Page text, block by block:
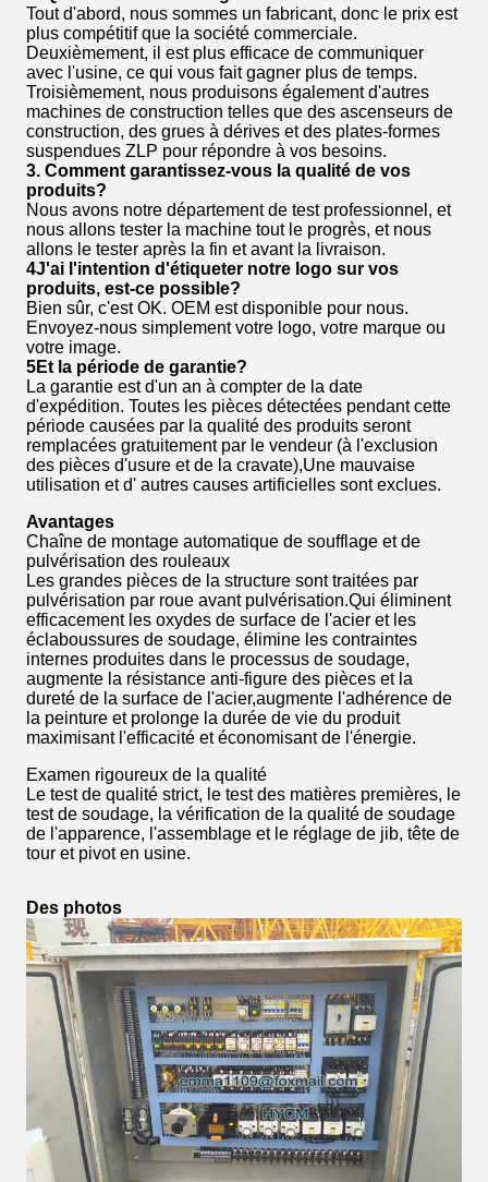
Tout d'abord, nous sommes un fabricant, donc le prix est
plus compétitif que la société commerciale.
Deuxièmement, il est plus efficace de communiquer
avec l'usine, ce qui vous fait gagner plus de temps.
Troisièmement, nous produisons également d'autres
machines de construction telles que des ascenseurs de
construction, des grues à dérives et des plates-formes
suspendues ZLP pour répondre à vos besoins.
3. Comment garantissez-vous la qualité de vos
produits?
Nous avons notre département de test professionnel, et
nous allons tester la machine tout le progrès, et nous
allons le tester après la fin et avant la livraison.
4J'ai l'intention d'étiqueter notre logo sur vos
produits, est-ce possible?
Bien sûr, c'est OK. OEM est disponible pour nous.
Envoyez-nous simplement votre logo, votre marque ou
votre image.
5Et la période de garantie?
La garantie est d'un an à compter de la date
d'expédition. Toutes les pièces détectées pendant cette
période causées par la qualité des produits seront
remplacées gratuitement par le vendeur (à l'exclusion
des pièces d'usure et de la cravate),Une mauvaise
utilisation et d' autres causes artificielles sont exclues.
Avantages
Chaîne de montage automatique de soufflage et de
pulvérisation des rouleaux
Les grandes pièces de la structure sont traitées par
pulvérisation par roue avant pulvérisation.Qui éliminent
efficacement les oxydes de surface de l'acier et les
éclaboussures de soudage, élimine les contraintes
internes produites dans le processus de soudage,
augmente la résistance anti-figure des pièces et la
dureté de la surface de l'acier,augmente l'adhérence de
la peinture et prolonge la durée de vie du produit
maximisant l'efficacité et économisant de l'énergie.
Examen rigoureux de la qualité
Le test de qualité strict, le test des matières premières, le
test de soudage, la vérification de la qualité de soudage
de l'apparence, l'assemblage et le réglage de jib, tête de
tour et pivot en usine.
Des photos